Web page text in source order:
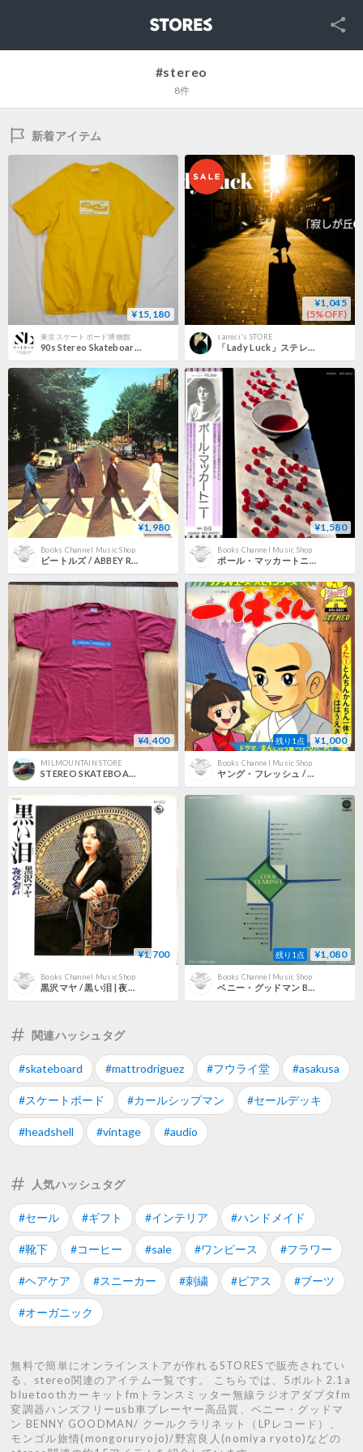
SNS
#stereo
8件
新着アイテム
¥15,180
東京スケートボード博物館
90s Stereo Skateboards Ticket Tee XL
¥1,045
(5%OFF)
samici's STORE
「Lady Luck」ステレオ盤
¥1,980
Books Channel Music Shop
ビートルズ / ABBEY ROAD [BEATLESの最高傑作のひとつであり、史上最高のアルバムのひとつ](USキャピトル再発)(LPレコード)
¥1,580
Books Channel Music Shop
ポール・マッカートニー / マッカートニー（LPレコード）
¥4,400
MILMOUNTAIN STORE
STEREO SKATEBOARDS S/S TEE 90's USA製
残り1点 ¥1,000
Books Channel Music Shop
ヤング・フレッシュ / 藤田淑子 / 一休さん（ソノシート）
¥1,700
Books Channel Music Shop
残り1点 ¥1,080
Books Channel Music Shop
関連ハッシュタグ
#skateboard #mattrodriguez #フウライ堂 #asakusa
#スケートボード #カールシップマン #セールデッキ
#headshell #vintage #audio
人気ハッシュタグ
#セール #ギフト #インテリア #ハンドメイド
#靴下 #コーヒー #sale #ワンピース #フラワー
#ヘアケア #スニーカー #刺繍 #ピアス #ブーツ
#オーガニック
無料で簡単にオンラインストアが作れるSTORESで販売されてい
る、stereo関連のアイテム一覧です。 こちらでは、5ボルト2.1a
bluetoothカーキットfmトランスミッター無線ラジオアダプタfm
変調器ハンズフリーusb車プレーヤー高品質、ベニー・グッドマ
ン BENNY GOODMAN/ クールクラリネット（LPレコード）、
モンゴル旅情(mongoruryojo)/野宮良人(nomiya ryoto)などの